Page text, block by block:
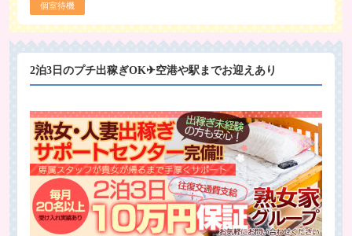
個室待機
2泊3日のプチ出稼ぎOK✈空港や駅までお迎えあり